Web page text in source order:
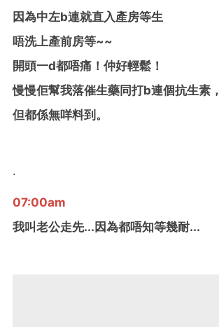
因為中左b連就直入產房等生
唔洗上產前房等~~
開頭一d都唔痛！仲好輕鬆！
慢慢佢幫我落催生藥同打b連個抗生素，
但都係無咩料到。
.
07:00am
我叫老公走先...因為都唔知等幾耐...